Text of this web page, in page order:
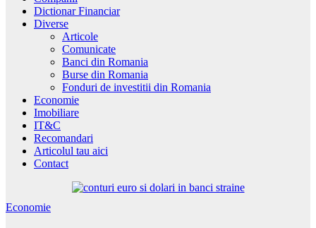
Dictionar Financiar
Diverse
Articole
Comunicate
Banci din Romania
Burse din Romania
Fonduri de investitii din Romania
Economie
Imobiliare
IT&C
Recomandari
Articolul tau aici
Contact
Economie